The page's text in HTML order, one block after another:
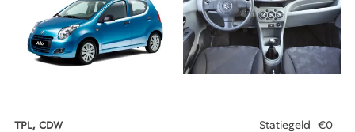
TPL, CDW Statiegeld €0